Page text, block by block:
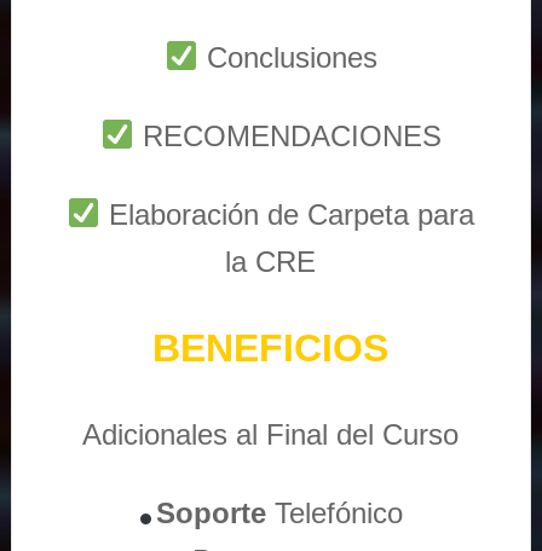
Conclusiones
RECOMENDACIONES
Elaboración de Carpeta para
la CRE
BENEFICIOS
Adicionales al Final del Curso
Soporte Telefónico